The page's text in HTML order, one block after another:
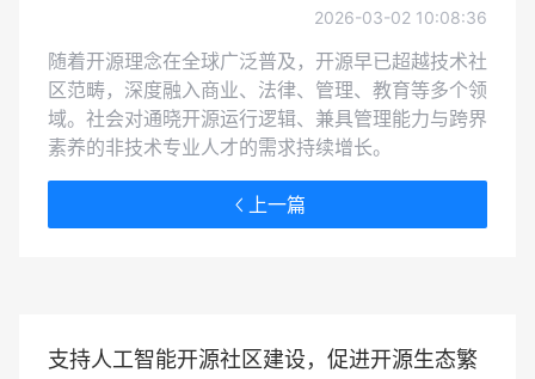
2026-03-02 10:08:36
随着开源理念在全球广泛普及，开源早已超越技术社
区范畴，深度融入商业、法律、管理、教育等多个领
域。社会对通晓开源运行逻辑、兼具管理能力与跨界
素养的非技术专业人才的需求持续增长。
上一篇
支持人工智能开源社区建设，促进开源生态繁